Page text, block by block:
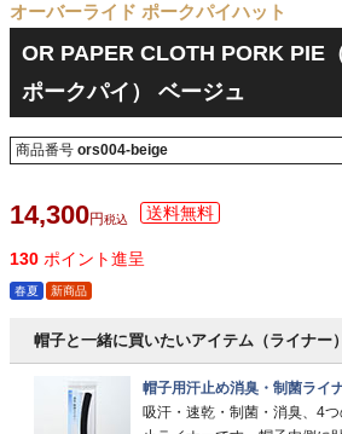
オーバーライド ポークパイハット
OR PAPER CLOTH PORK PIE
ポークパイ） ベージュ
商品番号 ors004-beige
14,300 税込
130 ポイント進呈
春夏 新商品
帽子と一緒に買いたいアイテム（ライナー）
帽子用汗止め消臭・制菌ライ
吸汗・速乾・制菌・消臭、4